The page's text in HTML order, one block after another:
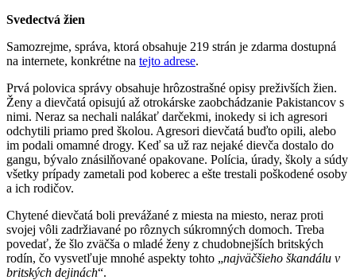
Svedectvá žien
Samozrejme, správa, ktorá obsahuje 219 strán je zdarma dostupná
na internete, konkrétne na tejto adrese.
Prvá polovica správy obsahuje hrôzostrašné opisy preživších žien.
Ženy a dievčatá opisujú až otrokárske zaobchádzanie Pakistancov s
nimi. Neraz sa nechali nalákať darčekmi, inokedy si ich agresori
odchytili priamo pred školou. Agresori dievčatá buďto opili, alebo
im podali omamné drogy. Keď sa už raz nejaké dievča dostalo do
gangu, bývalo znásilňované opakovane. Polícia, úrady, školy a súdy
všetky prípady zametali pod koberec a ešte trestali poškodené osoby
a ich rodičov.
Chytené dievčatá boli prevážané z miesta na miesto, neraz proti
svojej vôli zadržiavané po rôznych súkromných domoch. Treba
povedať, že šlo zväčša o mladé ženy z chudobnejších britských
rodín, čo vysvetľuje mnohé aspekty tohto „najväčšieho škandálu v
britských dejinách“.